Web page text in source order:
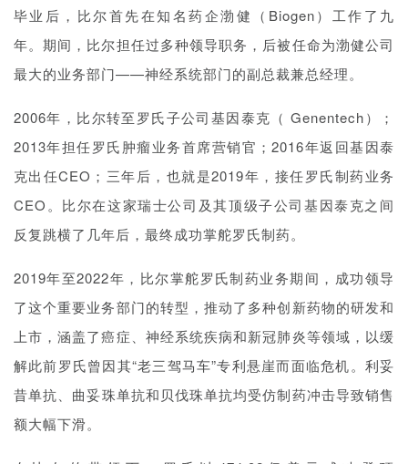
毕业后，比尔首先在知名药企渤健（Biogen）工作了九
年。期间，比尔担任过多种领导职务，后被任命为渤健公司
最大的业务部门——神经系统部门的副总裁兼总经理。
2006年，比尔转至罗氏子公司基因泰克 （ Genentech）；
2013年担任罗氏肿瘤业务首席营销官；2016年返回基因泰
克出任CEO；三年后，也就是2019年，接任罗氏制药业务
CEO。 比尔在这家瑞士公司及其顶级子公司基因泰克之间
反复跳横了几年后，最终成功掌舵罗氏制药。
2019年至2022年，比尔掌舵罗氏制药业务期间，成功领导
了这个重要业务部门的转型，推动了多种创新药物的研发和
上市，涵盖了癌症、神经系统疾病和新冠肺炎等领域，以缓
解此前罗氏曾因其“老三驾马车”专利悬崖而面临危机。利妥
昔单抗、 曲妥珠单抗和贝伐珠单抗均受仿制药冲击导致销售
额大幅下滑。